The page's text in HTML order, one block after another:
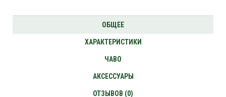
ОБЩЕЕ
ХАРАКТЕРИСТИКИ
ЧАВО
АКСЕССУАРЫ
ОТЗЫВОВ (0)